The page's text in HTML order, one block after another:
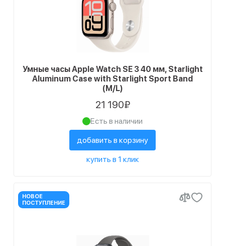
Умные часы Apple Watch SE 3 40 мм, Starlight
Aluminum Case with Starlight Sport Band
(M/L)
21 190₽
Есть в наличии
добавить в корзину
купить в 1 клик
НОВОЕ
ПОСТУПЛЕНИЕ